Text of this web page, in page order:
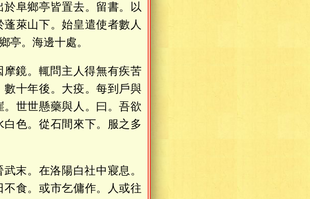
阜鄉亭皆置去。留書。以
萊山下。始皇遣使者數人
亭。海邊十處。
鏡。輒問主人得無有疾苦
十年後。大疫。每到戶與
世世懸藥與人。曰。吾欲
色。從石間來下。服之多
末。在洛陽白社中寢息。
食。或市乞傭作。人或往